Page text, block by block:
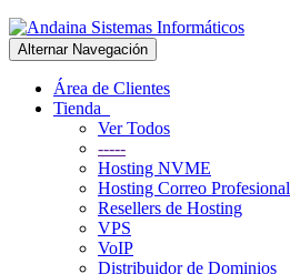
Alternar Navegación
Área de Clientes
Tienda
Ver Todos
-----
Hosting NVME
Hosting Correo Profesional
Resellers de Hosting
VPS
VoIP
Distribuidor de Dominios